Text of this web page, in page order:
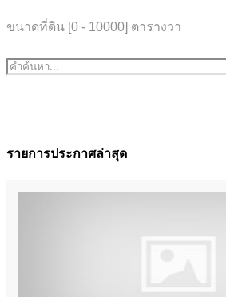
ขนาดที่ดิน [0 - 10000] ตารางวา
รายการประกาศล่าสุด